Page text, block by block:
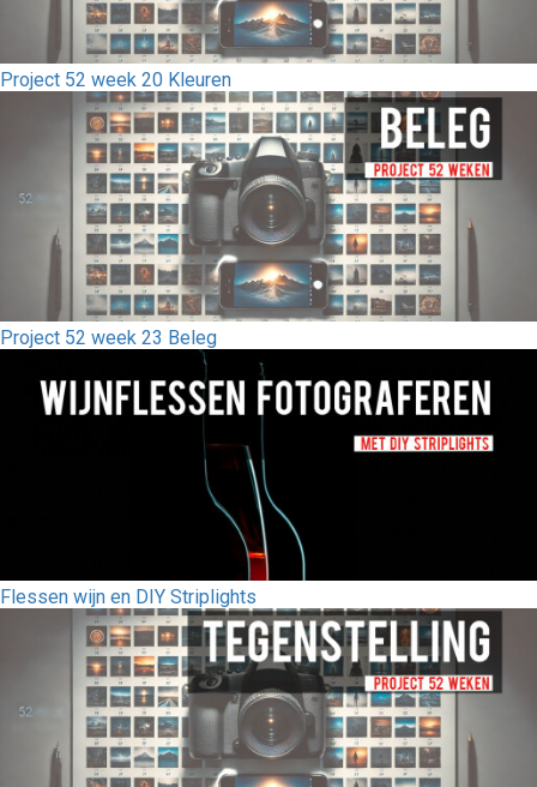
Project 52 week 20 Kleuren
Project 52 week 23 Beleg
Flessen wijn en DIY Striplights